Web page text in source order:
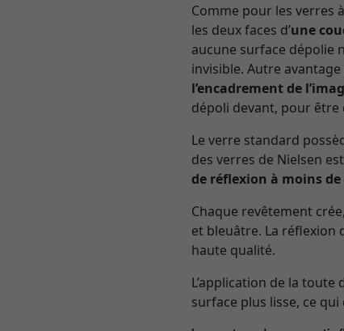
Comme pour les verres
les deux faces d’une
aucune surface dépolie
invisible. Autre
l’encadrement de
dépoli devant, pour être
Le verre standard
des verres de Nielsen
de réflexion à moins de
Chaque revêtement
et bleuâtre. La réflexion
haute qualité.
L’application de la
surface plus lisse, ce